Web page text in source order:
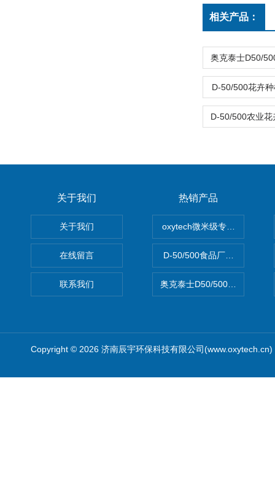
相关产品：
D-50/500花卉
关于我们
关于我们
在线留言
联系我们
热销产品
oxytech微米级专业消毒
D-50/500食品厂车间高效杀
奥克泰士D50/500矿泉水消毒
Copyright © 2026 济南辰宇环保科技有限公司(www.oxytech.cn)